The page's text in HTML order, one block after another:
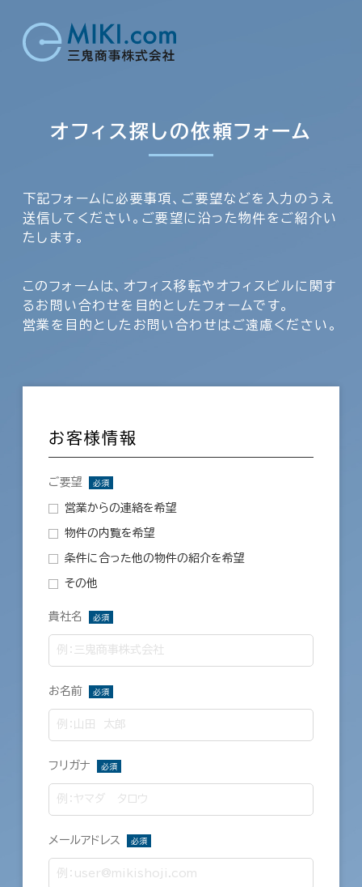
オフィス探しの依頼フォーム
下記フォームに必要事項、ご要望などを入力のうえ
送信してください。ご要望に沿った物件をご紹介い
たします。
このフォームは、オフィス移転やオフィスビルに関す
るお問い合わせを目的としたフォームです。
営業を目的としたお問い合わせはご遠慮ください。
お客様情報
ご要望 必須
営業からの連絡を希望
物件の内覧を希望
条件に合った他の物件の紹介を希望
その他
貴社名 必須
お名前 必須
フリガナ 必須
メールアドレス 必須